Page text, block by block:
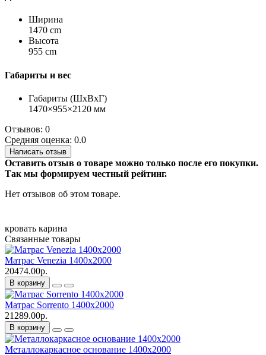
Ширина
1470 cm
Высота
955 cm
Габариты и вес
Габариты (ШхВхГ)
1470×955×2120 мм
Отзывов: 0
Средняя оценка: 0.0
Написать отзыв
Оставить отзыв о товаре можно только после его покупки.
Так мы формируем честный рейтинг.
Нет отзывов об этом товаре.
кровать карина
Связанные товары
Матрас Venezia 1400х2000
20474.00р.
В корзину
Матрас Sorrento 1400х2000
21289.00р.
В корзину
Металлокаркасное основание 1400х2000